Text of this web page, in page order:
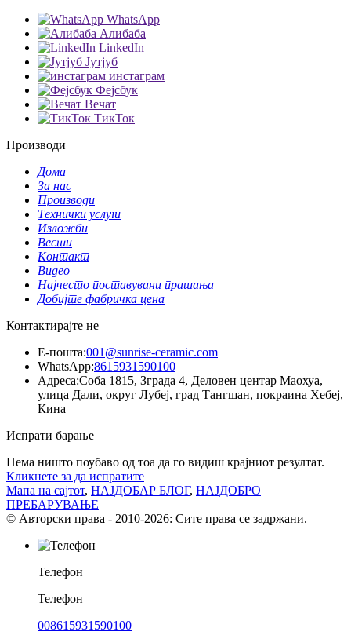
WhatsApp
Алибаба
LinkedIn
Јутјуб
инстаграм
Фејсбук
Вечат
ТикТок
Производи
Дома
За нас
Производи
Технички услуги
Изложби
Вести
Контакт
Видео
Најчесто поставувани прашања
Добијте фабричка цена
Контактирајте не
Е-пошта:001@sunrise-ceramic.com
WhatsApp:8615931590100
Адреса:Соба 1815, Зграда 4, Деловен центар Маохуа,
улица Дали, округ Лубеј, град Тангшан, покраина Хебеј,
Кина
Испрати барање
Нема ништо поубаво од тоа да го видиш крајниот резултат.
Кликнете за да испратите
Мапа на сајтот, НАЈДОБАР БЛОГ, НАЈДОБРО
ПРЕБАРУВАЊЕ
© Авторски права - 2010-2026: Сите права се задржани.
Телефон
Телефон
008615931590100